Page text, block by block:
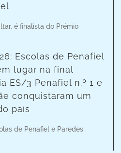
é finalista do Prémio
Escolas de Penafiel
lugar na final
ES/3 Penafiel n.º 1 e
conquistaram um
país
de Penafiel e Paredes